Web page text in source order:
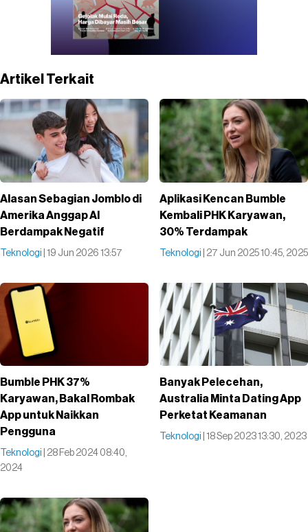
Artikel Terkait
Alasan Sebagian Jomblo di
Amerika Anggap AI
Berdampak Negatif
Teknologi | 19 Jun 2026 13:57
Aplikasi Kencan Bumble
Kembali PHK Karyawan,
30% Terdampak
Teknologi | 27 Jun 2025 10:45, 2025
Bumble PHK 37%
Karyawan, Bakal Rombak
App untuk Naikkan
Pengguna
Teknologi
| 28 Feb 2024 08:40,
2024
Banyak Pelecehan,
Australia Minta Dating App
Perketat Keamanan
Teknologi | 18 Sep 2023 13:30, 2023